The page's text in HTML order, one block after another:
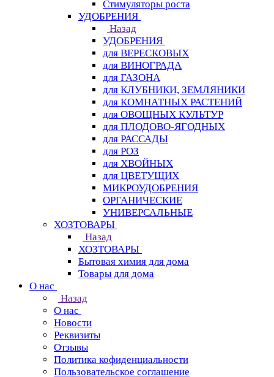
Стимуляторы роста
УДОБРЕНИЯ
Назад
УДОБРЕНИЯ
для ВЕРЕСКОВЫХ
для ВИНОГРАДА
для ГАЗОНА
для КЛУБНИКИ, ЗЕМЛЯНИКИ
для КОМНАТНЫХ РАСТЕНИЙ
для ОВОЩНЫХ КУЛЬТУР
для ПЛОДОВО-ЯГОДНЫХ
для РАССАДЫ
для РОЗ
для ХВОЙНЫХ
для ЦВЕТУЩИХ
МИКРОУДОБРЕНИЯ
ОРГАНИЧЕСКИЕ
УНИВЕРСАЛЬНЫЕ
ХОЗТОВАРЫ
Назад
ХОЗТОВАРЫ
Бытовая химия для дома
Товары для дома
О нас
Назад
О нас
Новости
Реквизиты
Отзывы
Политика кофиденциальности
Пользовательское соглашение